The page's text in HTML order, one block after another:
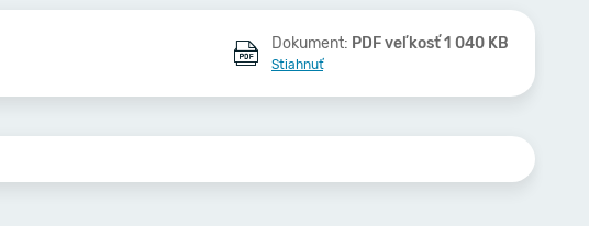
Dokument: PDF veľkosť 1 040 KB
Stiahnuť